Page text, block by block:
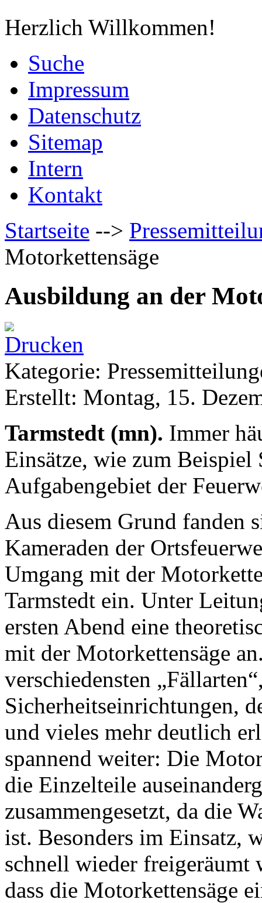
Herzlich Willkommen!
Suche
Impressum
Datenschutz
Sitemap
Intern
Kontakt
Startseite -->
Motorkettensäge
Ausbildung an der
Kategorie:
Erstellt: Montag, 15.
Tarmstedt (mn). Immer
Einsätze, wie zum Beispiel
Aufgabengebiet der
Aus diesem Grund fanden
Kameraden der
Umgang mit der
Tarmstedt ein. Unter
ersten Abend eine
mit der Motorkettensäge
verschiedensten
Sicherheitseinrichtungen,
und vieles mehr deutlich
spannend weiter: Die
die Einzelteile
zusammengesetzt, da die
ist. Besonders im Einsatz,
schnell wieder freigeräumt
dass die Motorkettensäge